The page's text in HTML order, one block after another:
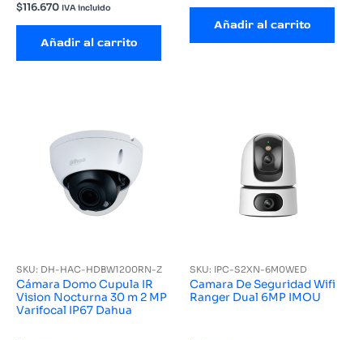
$116.670 IVA incluido
Añadir al carrito
Añadir al carrito
SKU: DH-HAC-HDBW1200RN-Z
Cámara Domo Cupula IR
Vision Nocturna 30 m 2 MP
Varifocal IP67 Dahua
SKU: IPC-S2XN-6M0WED
Camara De Seguridad Wifi
Ranger Dual 6MP IMOU